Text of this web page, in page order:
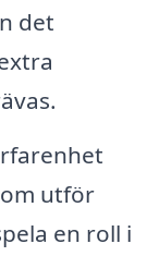
det
utför
en roll i